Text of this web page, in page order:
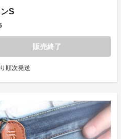
S
販売終了
順次発送